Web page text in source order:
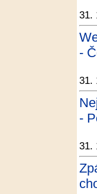
31.
-
31.
-
31.